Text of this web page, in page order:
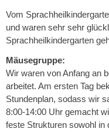
Vom
und waren sehr sehr
Sprachheilkindergarten
Mäusegruppe:
Wir waren von Anfang an
arbeitet. Am ersten Tag
Stundenplan, sodass wir
8:00-14:00 Uhr gemacht
feste Strukturen sowohl in